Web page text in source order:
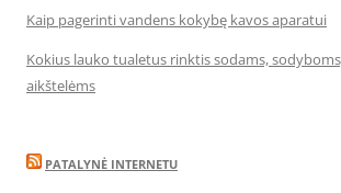
Kaip pagerinti vandens kokybę kavos aparatui
Kokius lauko tualetus rinktis sodams,
aikštelėms
PATALYNĖ INTERNETU